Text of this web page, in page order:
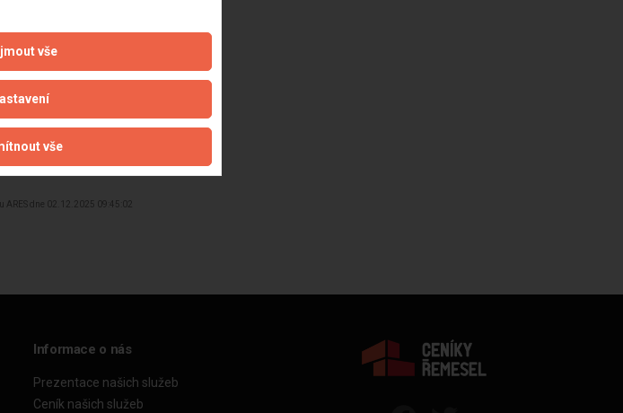
ARES dne 02.12.2025 09:45:02
Informace o nás
Prezentace našich služeb
Ceník našich služeb
vše
vše